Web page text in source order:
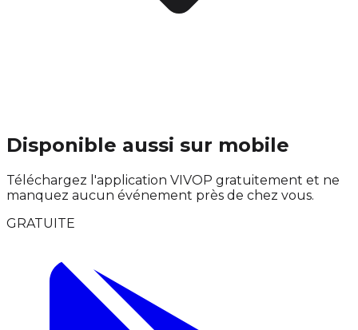
Disponible aussi sur mobile
Téléchargez l'application VIVOP gratuitement et ne
manquez aucun événement près de chez vous.
GRATUITE